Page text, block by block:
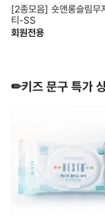
[2종모음] 숏앤롱슬림무
티-SS
회원전용
✏키즈 문구 특가